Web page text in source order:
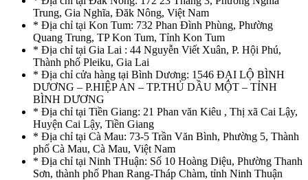
Trung, Gia Nghĩa, Đăk Nông, Việt Nam
* Địa chỉ tại Kon Tum: 732 Phan Đình Phùng, Phường
Quang Trung, TP Kon Tum, Tỉnh Kon Tum
* Địa chỉ tại Gia Lai : 44 Nguyễn Viết Xuân, P. Hội Phú,
Thành phố Pleiku, Gia Lai
* Địa chỉ cửa hàng tại Bình Dương: 1546 ĐẠI LỘ BÌNH
DƯƠNG – P.HIỆP AN – TP.THỦ DẦU MỘT – TỈNH
BÌNH DƯƠNG
* Địa chỉ tại Tiền Giang: 21 Phan văn Kiêu , Thị xã Cai Lậy,
Huyện Cai Lậy, Tiền Giang
* Địa chỉ tại Cà Mau: 73-5 Trần Văn Bình, Phường 5, Thành
phố Cà Mau, Cà Mau, Việt Nam
* Địa chỉ tại Ninh THuận: Số 10 Hoàng Diệu, Phường Thanh
Sơn, thành phố Phan Rang-Tháp Chàm, tỉnh Ninh Thuận